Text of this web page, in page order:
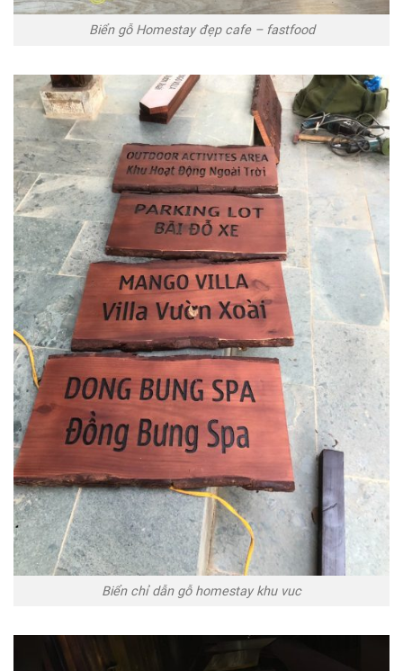
Biển gỗ Homestay đẹp cafe – fastfood
Biển chỉ dẫn gỗ homestay khu vuc